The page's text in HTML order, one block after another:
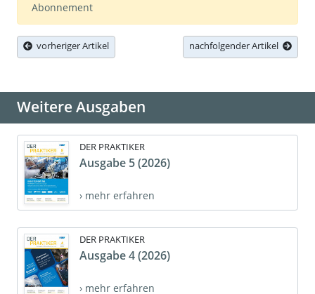
Abonnement
vorheriger Artikel nachfolgender Artikel
Weitere Ausgaben
DER PRAKTIKER
Ausgabe 5 (2026)
› mehr erfahren
DER PRAKTIKER
Ausgabe 4 (2026)
› mehr erfahren